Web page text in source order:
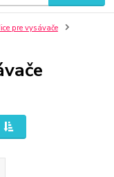
pre vysávače